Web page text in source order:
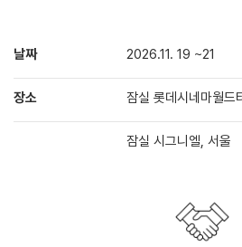
날짜 2026.11. 19 ~21
장소 잠실 롯데시네마월드
잠실 시그니엘, 서울